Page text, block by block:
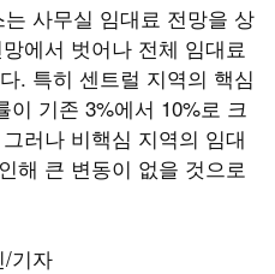
사무실 임대료 전망을 상
에서 벗어나 전체 임대료
. 특히 센트럴 지역의 핵심
이 기존 3%에서 10%로 크
그러나 비핵심 지역의 임대
해 큰 변동이 없을 것으로
/기자